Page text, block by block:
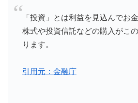
「投資」とは利益を見込んでお
株式や投資信託などの購入がこ
ります。
引用元：金融庁